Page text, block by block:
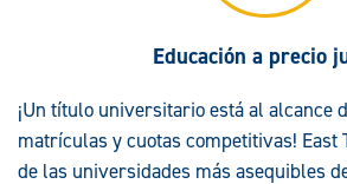
Educación a precio
¡Un título universitario está al alcance
matrículas y cuotas competitivas! East
de las universidades más asequibles